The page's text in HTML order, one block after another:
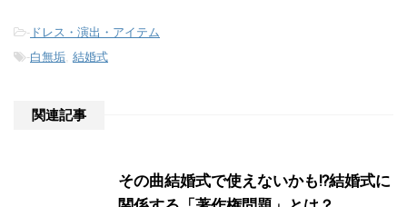
- ドレス・演出・アイテム
-白無垢, 結婚式
関連記事
その曲結婚式で使えないかも!?結婚式に